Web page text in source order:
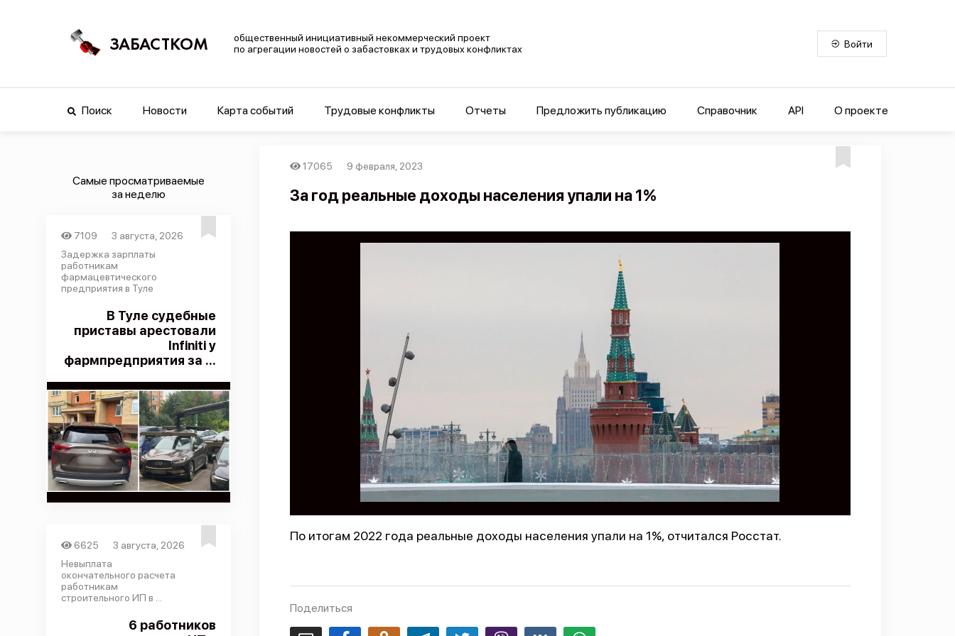
ЗАБАСТКОМ
общественный инициативный некоммерческий проект
по агрегации новостей о забастовках и трудовых конфликтах
Войти
Поиск Новости Карта событий Трудовые конфликты Отчеты Предложить публикацию Справочник API О проекте
Самые просматриваемые
за неделю
7109
3 августа, 2026
Задержка зарплаты
работникам
фармацевтического
предприятия в Туле
В Туле судебные
приставы арестовали
Infiniti у
фармпредприятия за ...
6625
3 августа, 2026
Невыплата
окончательного расчета
работникам
строительного ИП в ...
6 работников
17065 9 февраля, 2023
За год реальные доходы населения упали на 1%
По итогам 2022 года реальные доходы населения упали на 1%, отчитался Росстат.
Поделиться